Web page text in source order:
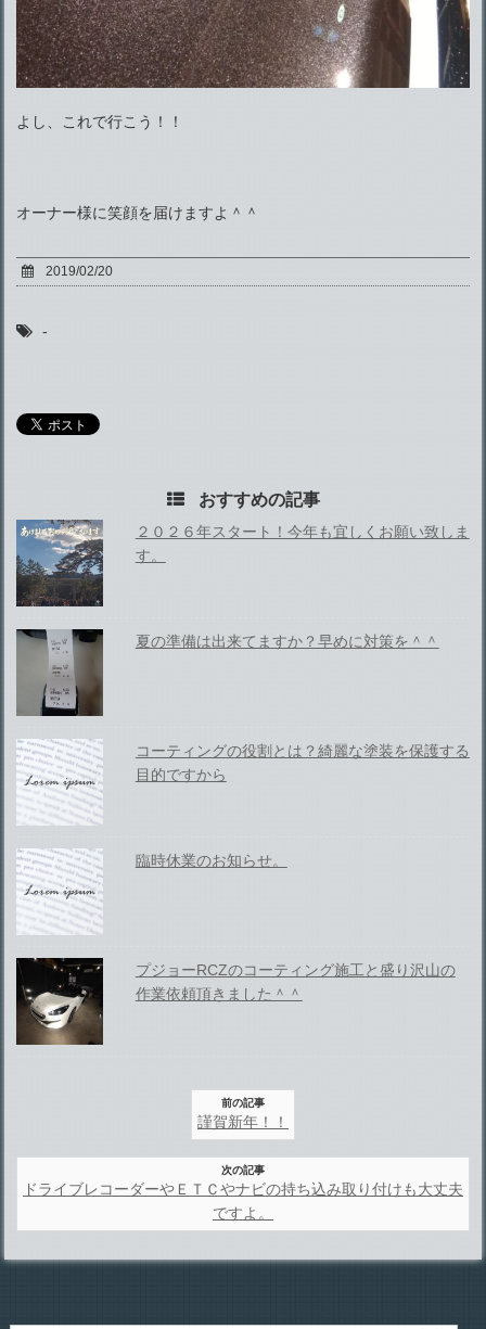
よし、これで行こう！！
オーナー様に笑顔を届けますよ＾＾
2019/02/20
-
おすすめの記事
２０２６年スタート！今年も宜しくお願い致しま
す。
夏の準備は出来てますか？早めに対策を＾＾
コーティングの役割とは？綺麗な塗装を保護する
目的ですから
臨時休業のお知らせ。
プジョーRCZのコーティング施工と盛り沢山の
作業依頼頂きました＾＾
前の記事
謹賀新年！！
次の記事
ドライブレコーダーやＥＴＣやナビの持ち込み取り付けも大丈夫
ですよ。